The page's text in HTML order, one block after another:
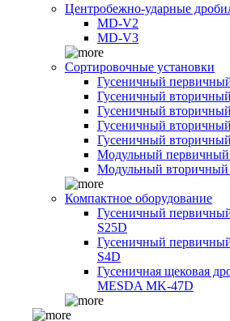
Центробежно-ударные
MD-V2
MD-V3
Сортировочные установки
Гусеничный
Гусеничный
Гусеничный
Гусеничный
Гусеничный
Модульный первичный
Модульный вторичный
Компактное оборудование
Гусеничный
S25D
Гусеничный
S4D
Гусеничная щековая
MESDA MK-47D